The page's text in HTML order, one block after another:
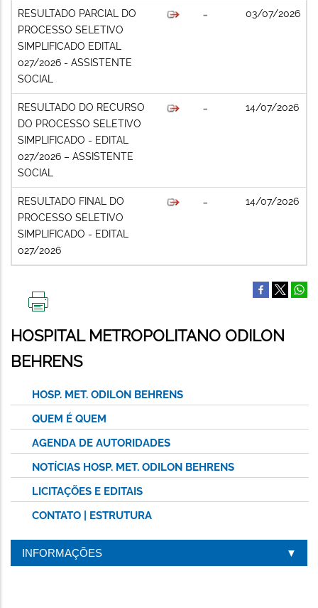
RESULTADO PARCIAL DO
PROCESSO SELETIVO
SIMPLIFICADO EDITAL
027/2026 - ASSISTENTE
SOCIAL
03/07/2026
RESULTADO DO RECURSO
DO PROCESSO SELETIVO
SIMPLIFICADO - EDITAL
027/2026 – ASSISTENTE
SOCIAL
14/07/2026
RESULTADO FINAL DO
PROCESSO SELETIVO
SIMPLIFICADO - EDITAL
027/2026
14/07/2026
ESTA
PÁGINA
HOSPITAL METROPOLITANO ODILON
BEHRENS
HOSP. MET. ODILON BEHRENS
QUEM É QUEM
AGENDA DE AUTORIDADES
NOTÍCIAS HOSP. MET. ODILON BEHRENS
LICITAÇÕES E EDITAIS
CONTATO | ESTRUTURA
INFORMAÇÕES